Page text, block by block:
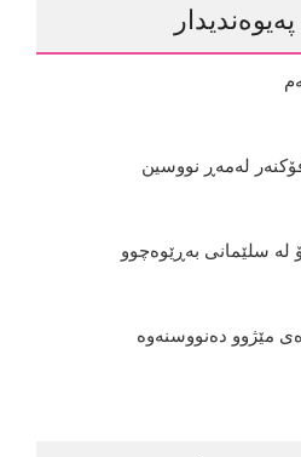
لە سلێمانی به‌ڕێوه‌چوو
مێژوو دەنووسنەوە